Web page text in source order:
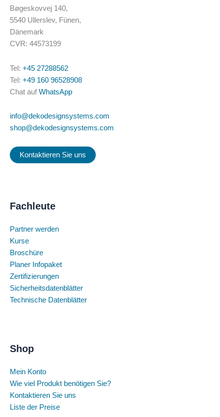
Bøgeskovvej 140,
5540 Ullerslev, Fünen,
Dänemark
CVR: 44573199
Tel: +45 27288562
Tel: +49 160 96528908
Chat auf WhatsApp
info@dekodesignsystems.com
shop@dekodesignsystems.com
Kontaktieren Sie uns
Fachleute
Partner werden
Kurse
Broschüre
Planer Infopaket
Zertifizierungen
Sicherheitsdatenblätter
Technische Datenblätter
Shop
Mein Konto
Wie viel Produkt benötigen Sie?
Kontaktieren Sie uns
Liste der Preise